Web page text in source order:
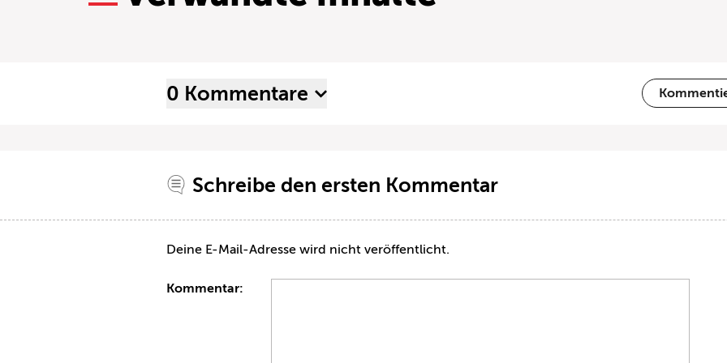
0 Kommentare
Schreibe den ersten Kommentar
Deine E-Mail-Adresse wird nicht veröffentlicht.
Kommentar: